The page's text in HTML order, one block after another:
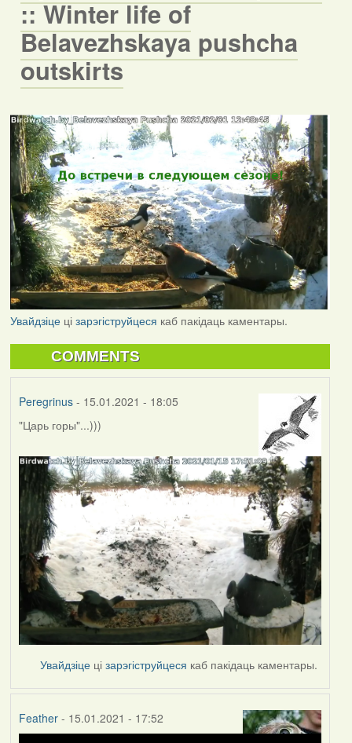
:: Winter life of
Belavezhskaya pushcha
outskirts
Увайдзіцеці зарэгіструйцеся каб пакідаць каментары.
COMMENTS
Peregrinus- 15.01.2021 - 18:05
"Царь горы"...)))
Увайдзіце цізарэгіструйцеся каб пакідаць каментары.
Feather- 15.01.2021 - 17:52